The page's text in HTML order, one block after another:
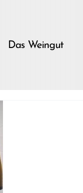
Das Weingut